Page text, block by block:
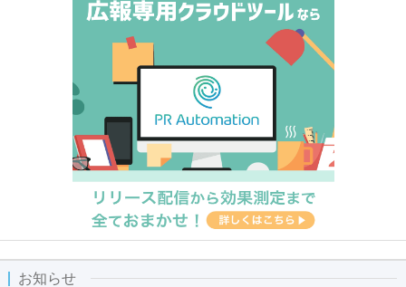
お知らせ